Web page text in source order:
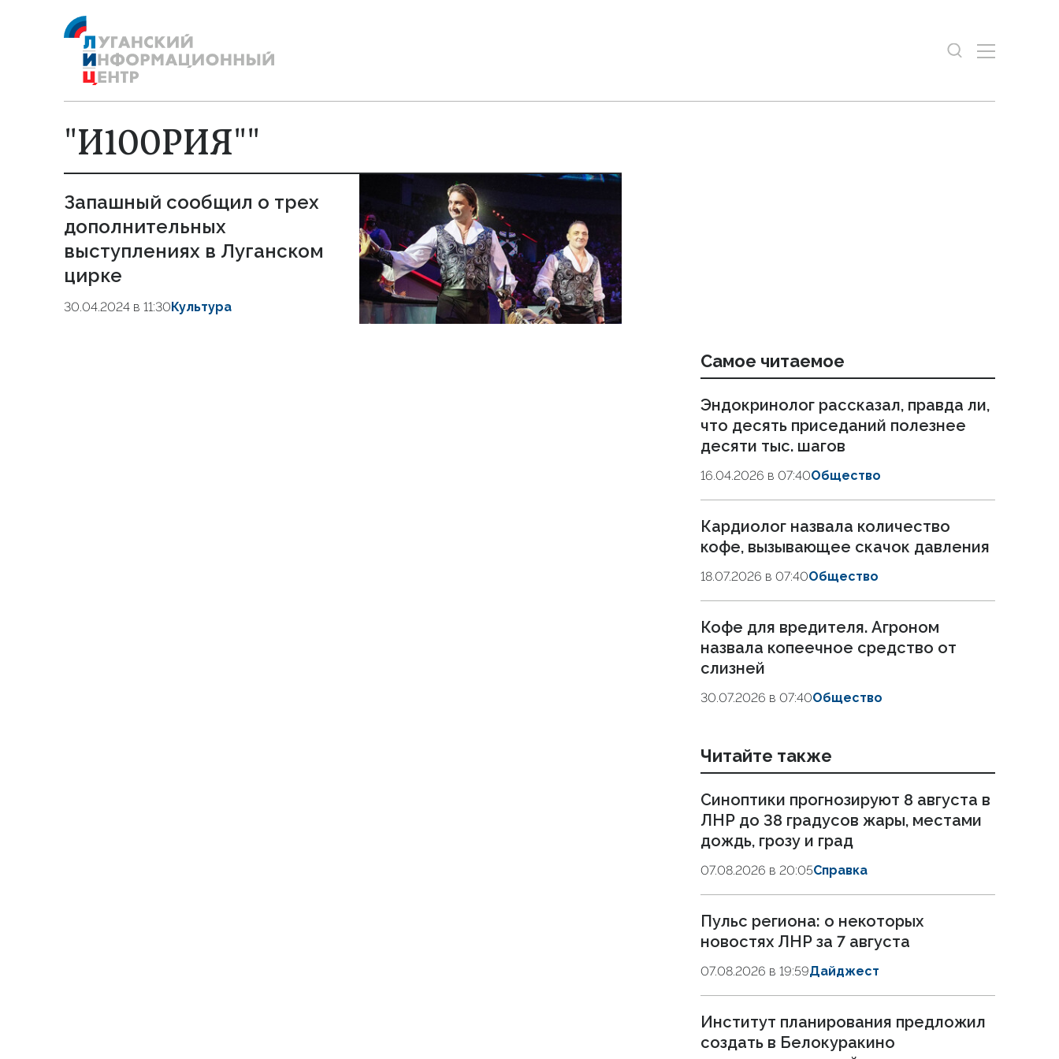
"И100РИЯ""
Запашный сообщил о трех
дополнительных
выступлениях в Луганском
цирке
30.04.2024 в 11:30Культура
Самое читаемое
Эндокринолог рассказал, правда ли,
что десять приседаний полезнее
десяти тыс. шагов
16.04.2026 в 07:40Общество
Кардиолог назвала количество
кофе, вызывающее скачок давления
18.07.2026 в 07:40Общество
Кофе для вредителя. Агроном
назвала копеечное средство от
слизней
30.07.2026 в 07:40Общество
Читайте также
Синоптики прогнозируют 8 августа в
ЛНР до 38 градусов жары, местами
дождь, грозу и град
07.08.2026 в 20:05Справка
Пульс региона: о некоторых
новостях ЛНР за 7 августа
07.08.2026 в 19:59Дайджест
Институт планирования предложил
создать в Белокуракино